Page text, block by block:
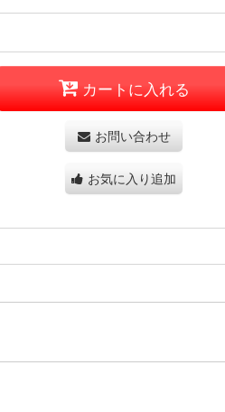
カートに入れる
お問い合わせ
お気に入り追加